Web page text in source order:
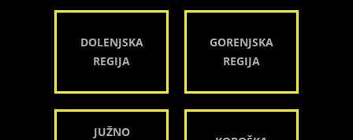
DOLENJSKA
REGIJA
GORENJSKA
REGIJA
JUŽNO